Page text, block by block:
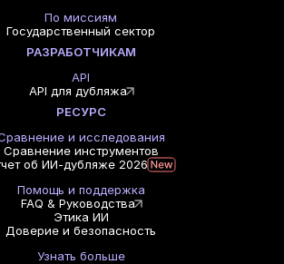
По миссиям
Государственный сектор
РАЗРАБОТЧИКАМ
API
API для дубляжа
РЕСУРС
и исследования
Сравнение инструментов
об ИИ-дубляже 2026
Помощь и поддержка
FAQ & Руководства
Этика ИИ
Доверие и безопасность
Узнать больше